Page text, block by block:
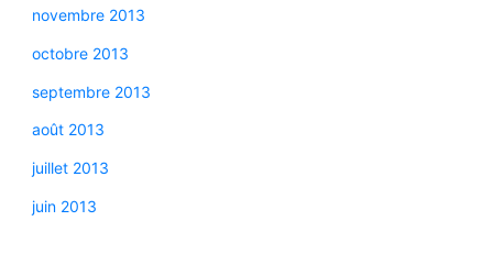
novembre 2013
octobre 2013
septembre 2013
août 2013
juillet 2013
juin 2013